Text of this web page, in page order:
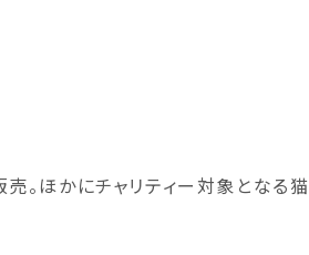
。ほかにチャリティー対象となる猫